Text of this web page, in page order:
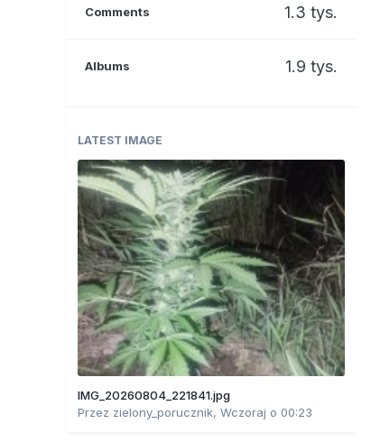
Comments 1.3 tys.
Albums 1.9 tys.
LATEST IMAGE
IMG_20260804_221841.jpg
Przez zielony_porucznik, Wczoraj o 00:23